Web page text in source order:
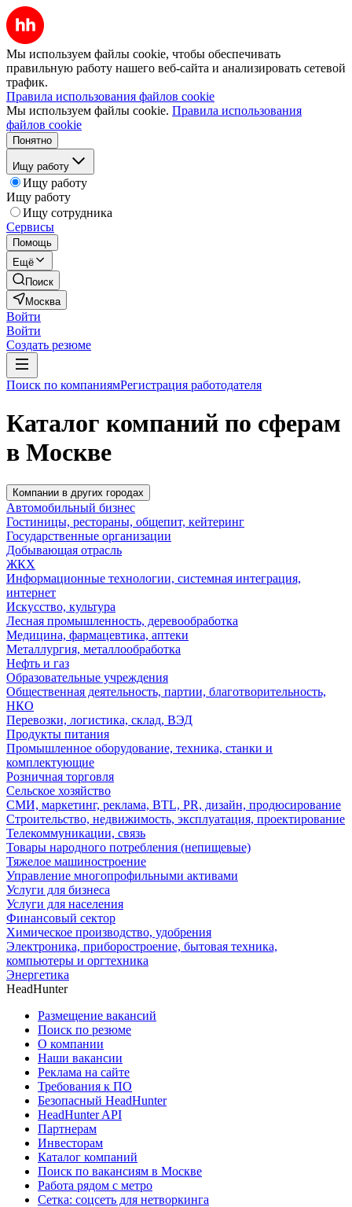
Мы используем файлы cookie, чтобы обеспечивать
правильную работу нашего веб-сайта и анализировать сетевой
трафик.
Правила использования файлов cookie
Мы используем файлы cookie. Правила использования
файлов cookie
Понятно
Ищу работу
Ищу работу
Ищу работу
Ищу сотрудника
Сервисы
Помощь
Ещё
Поиск
Москва
Войти
Войти
Создать резюме
Поиск по компаниямРегистрация работодателя
Каталог компаний по сферам
в Москве
Компании в других городах
Автомобильный бизнес
Гостиницы, рестораны, общепит, кейтеринг
Государственные организации
Добывающая отрасль
ЖКХ
Информационные технологии, системная интеграция,
интернет
Искусство, культура
Лесная промышленность, деревообработка
Медицина, фармацевтика, аптеки
Металлургия, металлообработка
Нефть и газ
Образовательные учреждения
Общественная деятельность, партии, благотворительность,
НКО
Перевозки, логистика, склад, ВЭД
Продукты питания
Промышленное оборудование, техника, станки и
комплектующие
Розничная торговля
Сельское хозяйство
СМИ, маркетинг, реклама, BTL, PR, дизайн, продюсирование
Строительство, недвижимость, эксплуатация, проектирование
Телекоммуникации, связь
Товары народного потребления (непищевые)
Тяжелое машиностроение
Управление многопрофильными активами
Услуги для бизнеса
Услуги для населения
Финансовый сектор
Химическое производство, удобрения
Электроника, приборостроение, бытовая техника,
компьютеры и оргтехника
Энергетика
HeadHunter
Размещение вакансий
Поиск по резюме
О компании
Наши вакансии
Реклама на сайте
Требования к ПО
Безопасный HeadHunter
HeadHunter API
Партнерам
Инвесторам
Каталог компаний
Поиск по вакансиям в Москве
Работа рядом с метро
Сетка: соцсеть для нетворкинга